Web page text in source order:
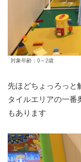
対象年齢：0～2歳
先ほどちょっろっと
タイルエリアの一番
もあります